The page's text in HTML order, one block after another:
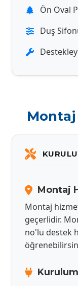
Ön Oval
Duş
Montaj
Montaj
geçerlidir.
no'lu destek